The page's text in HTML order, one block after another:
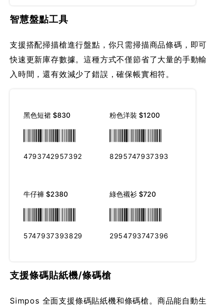
智慧盤點工具
支援搭配掃描槍進行盤點，你只需掃描商品條碼，即可
快速更新庫存數據。這種方式不僅節省了大量的手動輸
入時間，還有效減少了錯誤，確保帳實相符。
黑色短裙 $830
4793742957392
粉色洋裝 $1200
8295747937393
牛仔褲 $2380
5747937393829
綠色襯衫 $720
2954793747396
支援條碼貼紙機/條碼槍
Simpos 全面支援條碼貼紙機和條碼槍。商品能自動生